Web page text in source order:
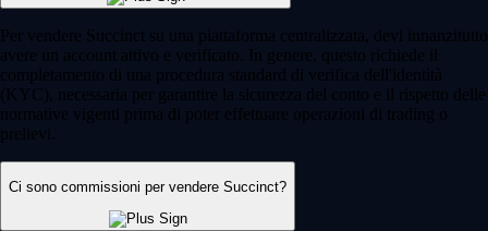
Per vendere Succinct su una piattaforma centralizzata, devi innanzitutto
avere un account attivo e verificato. In genere, questo richiede il
completamento di una procedura standard di verifica dell'identità
(KYC), necessaria per garantire la sicurezza del conto e il rispetto delle
normative vigenti prima di poter effettuare operazioni di trading o
prelievi.
Ci sono commissioni per vendere Succinct?